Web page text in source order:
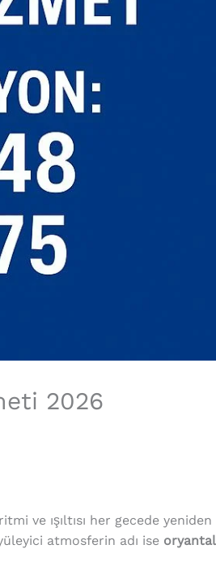
2026
ve ışıltısı her gecede yeniden
atmosferin adı ise oryantal